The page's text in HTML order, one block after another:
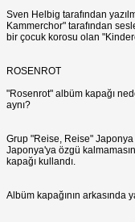
Sven Helbig tarafından
Kammerchor" tarafından
bir çocuk korosu olan
ROSENROT
"Rosenrot" albüm kapağı
aynı?
Grup "Reise, Reise"
Japonya'ya özgü
kapağı kullandı.
Albüm kapağının arkasında